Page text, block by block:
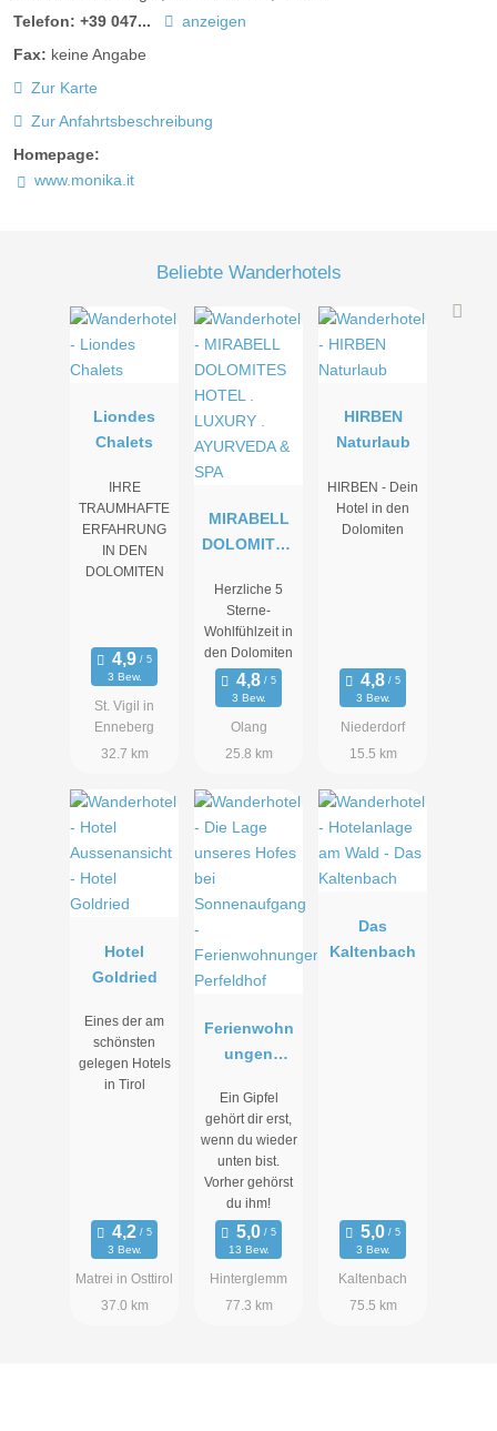
Telefon: +39 047...
anzeigen
Fax: keine Angabe
Zur Karte
Zur Anfahrtsbeschreibung
Homepage:
www.monika.it
Beliebte Wanderhotels
Liondes
Chalets
IHRE
TRAUMHAFTE
ERFAHRUNG
IN DEN
DOLOMITEN
3 Bew.
St. Vigil in
Enneberg
32.7 km
MIRABELL
DOLOMITES
LUXURY .
AYURVEDA
& SPA
Herzliche 5
Sterne-
Wohlfühlzeit in
den Dolomiten
3 Bew.
Olang
25.8 km
HIRBEN
Naturlaub
HIRBEN - Dein
Hotel in den
Dolomiten
3 Bew.
Niederdorf
15.5 km
Hotel
Goldried
Eines der am
schönsten
gelegen Hotels
in Tirol
3 Bew.
Matrei in Osttirol
37.0 km
Ferienwohn
ungen
Ein Gipfel
gehört dir erst,
wenn du wieder
unten bist.
Vorher gehörst
du ihm!
13 Bew.
Hinterglemm
77.3 km
Das
Kaltenbach
3 Bew.
Kaltenbach
75.5 km